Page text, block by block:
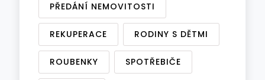
PŘEDÁNÍ NEMOVITOSTI
REKUPERACE RODINY S DĚTMI
ROUBENKY SPOTŘEBIČE